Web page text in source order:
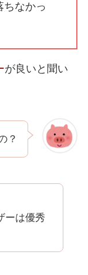
ちなかっ
が良いと聞い
？
ーは優秀